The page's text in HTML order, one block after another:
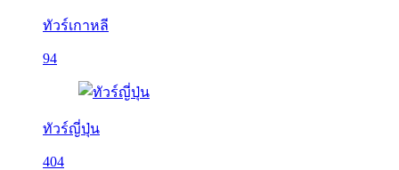
ทัวร์เกาหลี
94
ทัวร์ญี่ปุ่น
404